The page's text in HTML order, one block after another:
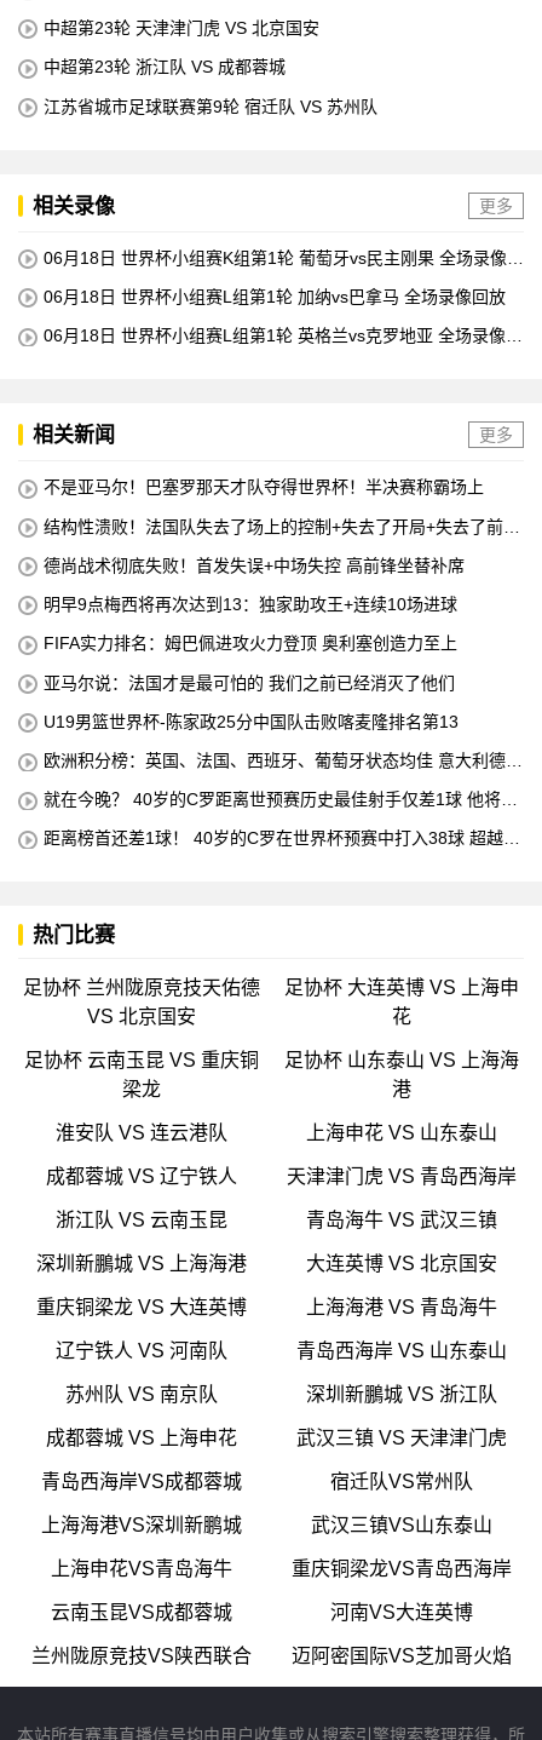
中超第23轮 天津津门虎 VS 北京国安
中超第23轮 浙江队 VS 成都蓉城
江苏省城市足球联赛第9轮 宿迁队 VS 苏州队
相关录像 更多
06月18日 世界杯小组赛K组第1轮 葡萄牙vs民主刚果 全场录像回
06月18日 世界杯小组赛L组第1轮 加纳vs巴拿马 全场录像回放
06月18日 世界杯小组赛L组第1轮 英格兰vs克罗地亚 全场录像回
相关新闻 更多
不是亚马尔！巴塞罗那天才队夺得世界杯！半决赛称霸场上
结构性溃败！法国队失去了场上的控制+失去了开局+失去了前锋
德尚战术彻底失败！首发失误+中场失控 高前锋坐替补席
明早9点梅西将再次达到13：独家助攻王+连续10场进球
FIFA实力排名：姆巴佩进攻火力登顶 奥利塞创造力至上
亚马尔说：法国才是最可怕的 我们之前已经消灭了他们
U19男篮世界杯-陈家政25分中国队击败喀麦隆排名第13
欧洲积分榜：英国、法国、西班牙、葡萄牙状态均佳 意大利德国
就在今晚？ 40岁的C罗距离世预赛历史最佳射手仅差1球 他将在
距离榜首还差1球！ 40岁的C罗在世界杯预赛中打入38球 超越梅
热门比赛
足协杯 兰州陇原竞技天佑德
VS 北京国安
足协杯 大连英博 VS 上海申
花
足协杯 云南玉昆 VS 重庆铜
梁龙
足协杯 山东泰山 VS 上海海
港
淮安队 VS 连云港队 上海申花 VS 山东泰山
成都蓉城 VS 辽宁铁人 天津津门虎 VS 青岛西海岸
浙江队 VS 云南玉昆 青岛海牛 VS 武汉三镇
深圳新鵬城 VS 上海海港 大连英博 VS 北京国安
重庆铜梁龙 VS 大连英博 上海海港 VS 青岛海牛
辽宁铁人 VS 河南队 青岛西海岸 VS 山东泰山
苏州队 VS 南京队 深圳新鵬城 VS 浙江队
成都蓉城 VS 上海申花 武汉三镇 VS 天津津门虎
青岛西海岸VS成都蓉城 宿迁队VS常州队
上海海港VS深圳新鹏城 武汉三镇VS山东泰山
上海申花VS青岛海牛 重庆铜梁龙VS青岛西海岸
云南玉昆VS成都蓉城 河南VS大连英博
兰州陇原竞技VS陕西联合 迈阿密国际VS芝加哥火焰
本站所有赛事直播信号均由用户收集或从搜索引擎搜索整理获得，所